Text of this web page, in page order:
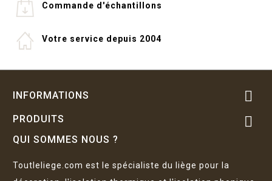
Commande d'échantillons
Votre service depuis 2004
INFORMATIONS 
PRODUITS 
QUI SOMMES NOUS ?
Toutleliege.com est le spécialiste du liège pour la